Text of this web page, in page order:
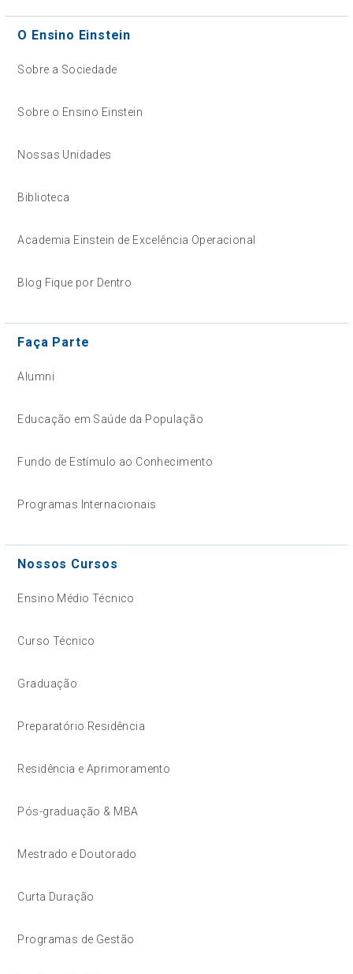
O Ensino Einstein
Sobre a Sociedade
Sobre o Ensino Einstein
Nossas Unidades
Biblioteca
Academia Einstein de Excelência Operacional
Blog Fique por Dentro
Faça Parte
Alumni
Educação em Saúde da População
Fundo de Estímulo ao Conhecimento
Programas Internacionais
Nossos Cursos
Ensino Médio Técnico
Curso Técnico
Graduação
Preparatório Residência
Residência e Aprimoramento
Pós-graduação & MBA
Mestrado e Doutorado
Curta Duração
Programas de Gestão